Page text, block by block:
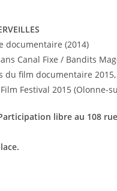
documentaire (2014)
Canal Fixe / Bandits
du film documentaire 2015,
Film Festival 2015 (Olonne-
libre au 108